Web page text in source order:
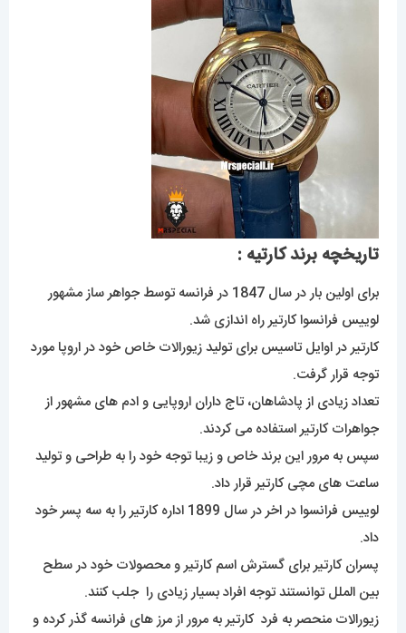
تاریخچه برند کارتیه :
برای اولین بار در سال 1847 در فرانسه توسط جواهر ساز مشهور
لوییس فرانسوا کارتیر راه اندازی شد.
کارتیر در اوایل تاسیس برای تولید زیورالات خاص خود در اروپا مورد
توجه قرار گرفت.
تعداد زیادی از پادشاهان، تاج داران اروپایی و ادم های مشهور از
جواهرات کارتیر استفاده می کردند.
سپس به مرور این برند خاص و زیبا توجه خود را به طراحی و تولید
ساعت های مچی کارتیر قرار داد.
لوییس فرانسوا در اخر در سال 1899 اداره کارتیر را به سه پسر خود
داد.
پسران کارتیر برای گسترش اسم کارتیر و محصولات خود در سطح
بین الملل توانستند توجه افراد بسیار زیادی را جلب کنند.
زیورالات منحصر به فرد کارتیر به مرور از مرز های فرانسه گذر کرده و